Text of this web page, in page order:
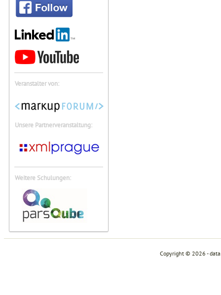
Veranstalter von:
Unsere Partnerveranstaltung:
Weitere Schulungen:
Copyright © 2026 -